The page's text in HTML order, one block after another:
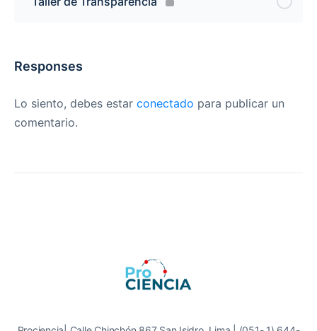
Responses
Lo siento, debes estar conectado para publicar un
comentario.